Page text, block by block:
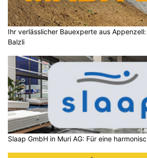
Ihr verlässlicher Bauexperte aus
Balzli
Slaap GmbH in Muri AG: Für eine